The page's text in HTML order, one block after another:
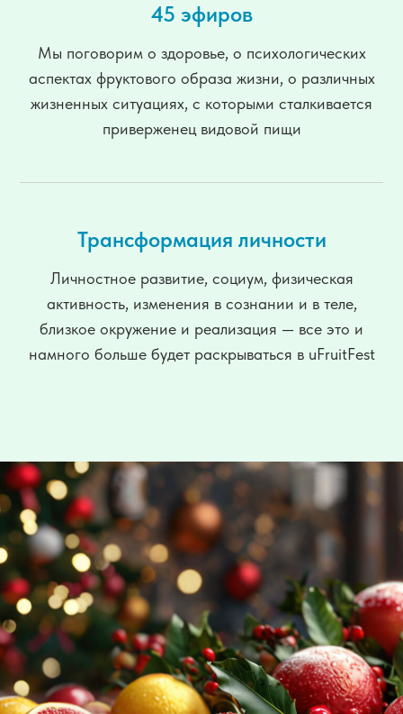
45 эфиров
Мы поговорим о здоровье, о психологических
аспектах фруктового образа жизни, о различных
жизненных ситуациях, с которыми сталкивается
приверженец видовой пищи
Трансформация личности
Личностное развитие, социум, физическая
активность, изменения в сознании и в теле,
близкое окружение и реализация — все это и
намного больше будет раскрываться в uFruitFest